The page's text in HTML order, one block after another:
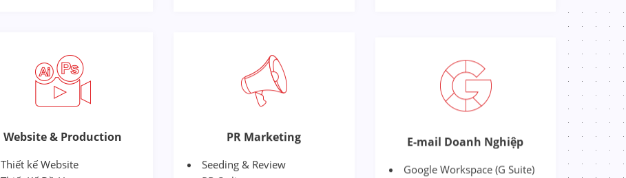
Website & Production
Thiết kế Website
PR Marketing
Seeding & Review
E-mail Doanh Nghiệp
Google Workspace (G Suite)